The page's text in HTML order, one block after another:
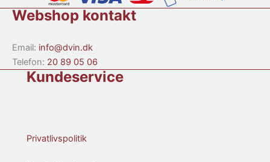
Webshop kontakt
Email: info@dvin.dk
Telefon: 20 89 05 06
Kundeservice
Privatlivspolitik